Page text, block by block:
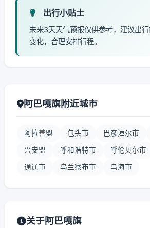
出行小贴士
未来3天天气预报仅供参考，建议出
变化，合理安排行程。
阿巴嘎旗附近城市
阿拉善盟 包头市 巴彦淖尔市
兴安盟 呼和浩特市 呼伦贝尔市
通辽市 乌兰察布市 乌海市
关于阿巴嘎旗